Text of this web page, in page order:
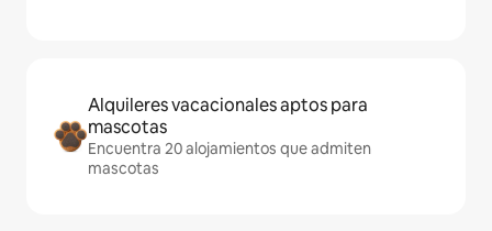
Alquileres vacacionales aptos para
mascotas
Encuentra 20 alojamientos que admiten
mascotas